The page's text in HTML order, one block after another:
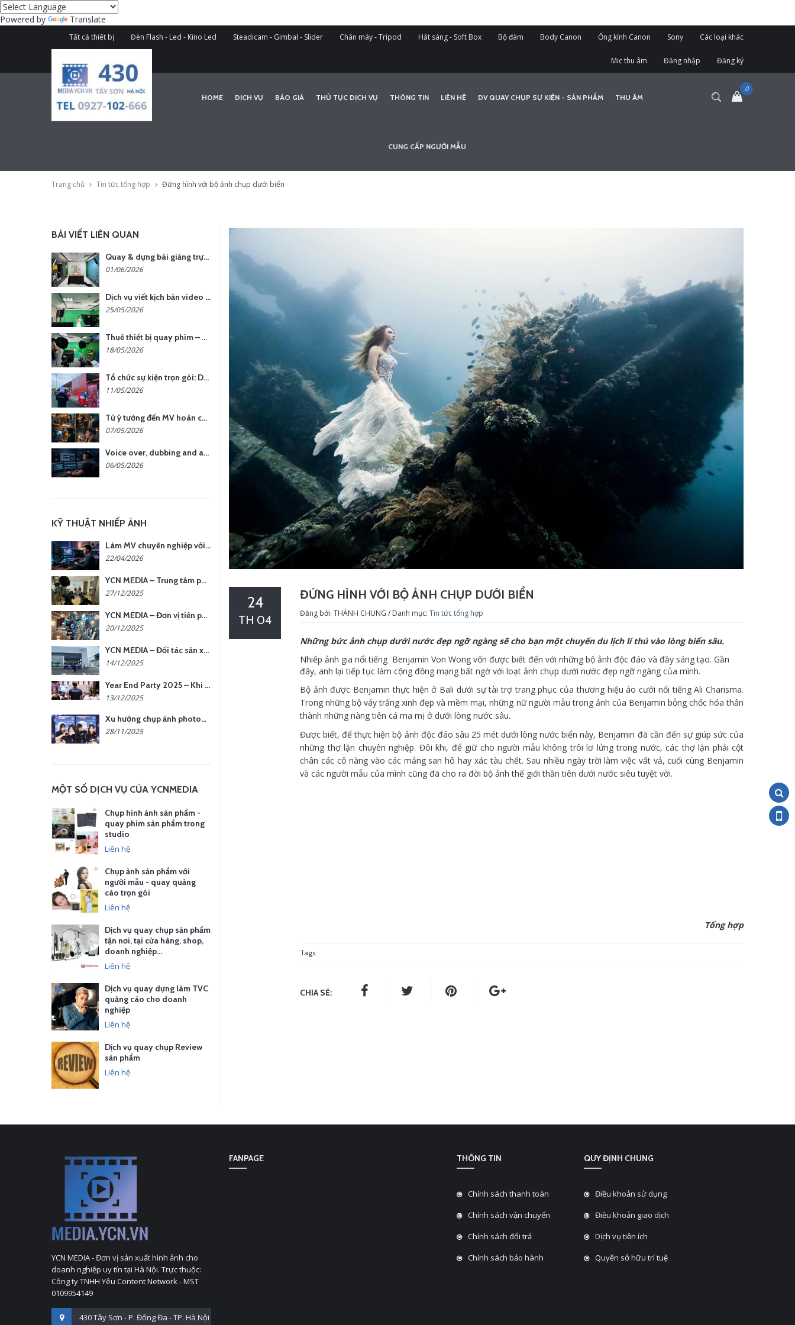
Powered by Translate
Tất cả thiết bị Đèn Flash - Led - Kino Led Steadicam - Gimbal - Slider Chân máy - Tripod Hắt sáng - Soft Box Bộ đàm Body Canon Ống kính Canon Sony Các loại khác
Mic thu âm Đăng nhập Đăng ký
HOME DỊCH VỤ BÁO GIÁ THỦ TỤC DỊCH VỤ THÔNG TIN LIÊN HỆ DV QUAY CHỤP SỰ KIỆN - SẢN PHẨM THU ÂM
CUNG CẤP NGƯỜI MẪU
Trang chủ Tin tức tổng hợp Đứng hình với bộ ảnh chụp dưới biển
ĐỨNG HÌNH VỚI BỘ ẢNH CHỤP DƯỚI BIỂN
24
TH 04 Đăng bởi: THÀNH CHUNG / Danh mục: Tin tức tổng hợp
Những bức ảnh chụp dưới nước đẹp ngỡ ngàng sẽ cho bạn một chuyến du lịch lí thú vào lòng biển sâu.
Nhiếp ảnh gia nổi tiếng Benjamin Von Wong vốn được biết đến với những bộ ảnh độc đáo và đầy sáng tạo. Gần
đây, anh lại tiếp tục làm cộng đồng mạng bất ngờ với loạt ảnh chụp dưới nước đẹp ngỡ ngàng của mình.
Bộ ảnh được Benjamin thực hiện ở Bali dưới sự tài trợ trang phục của thương hiệu áo cưới nổi tiếng Ali Charisma.
Trong những bộ váy trắng xinh đẹp và mềm mại, những nữ người mẫu trong ảnh của Benjamin bỗng chốc hóa thân
thành những nàng tiên cá ma mị ở dưới lòng nước sâu.
Được biết, để thực hiện bộ ảnh độc đáo sâu 25 mét dưới lòng nước biển này, Benjamin đã cần đến sự giúp sức của
những thợ lặn chuyên nghiệp. Đôi khi, để giữ cho người mẫu không trôi lơ lửng trong nước, các thợ lặn phải cột
chân các cô nàng vào các mảng san hô hay xác tàu chết. Sau nhiều ngày trời làm việc vất vả, cuối cùng Benjamin
và các người mẫu của mình cũng đã cho ra đời bộ ảnh thế giới thần tiên dưới nước siêu tuyệt vời.
Tổng hợp
Tags:
CHIA SẺ:
BÀI VIẾT LIÊN QUAN
Quay & dựng bài giảng trực tuyến – Xu hướng đào tạo thời đại số
01/06/2026
Dịch vụ viết kịch bản video – Bước quan trọng quyết định thành công nội dung
25/05/2026
Thuê thiết bị quay phim – chụp ảnh: Giải pháp tối ưu chi phí cho doanh nghiệp
18/05/2026
Tổ chức sự kiện trọn gói: Doanh nghiệp được gì khi chọn đơn vị chuyên nghiệp?
11/05/2026
Từ ý tưởng đến MV hoàn chỉnh: giải pháp trọn gói tại YCN Media
07/05/2026
Voice over, dubbing and audio production services in Vietnam for global content
06/05/2026
KỸ THUẬT NHIẾP ẢNH
Làm MV chuyên nghiệp với chi phí tối ưu: nên chọn quay thực tế hay video AI?
22/04/2026
YCN MEDIA – Trung tâm phụ kiện quay chụp tại Hà Nội
27/12/2025
YCN MEDIA – Đơn vị tiên phong sản xuất hình ảnh & âm thanh bằng AI tại Hà Nội
20/12/2025
YCN MEDIA – Đối tác sản xuất hình ảnh chuyên nghiệp cho doanh nghiệp tại Hà Nội
14/12/2025
Year End Party 2025 – Khi Khoảnh Khắc Trở Thành Dấu Ấn | Gói Ưu Đãi Tháng 12 Từ YCN Media
13/12/2025
Xu hướng chụp ảnh photobooth tại các sự kiện hiện nay
28/11/2025
MỘT SỐ DỊCH VỤ CỦA YCNMEDIA
Chụp hình ảnh sản phẩm -
quay phim sản phẩm trong
studio
Liên hệ
Chụp ảnh sản phẩm với
người mẫu - quay quảng
cáo trọn gói
Liên hệ
Dịch vụ quay chụp sản phẩm
tận nơi, tại cửa hàng, shop,
doanh nghiệp…
Liên hệ
Dịch vụ quay dựng làm TVC
quảng cáo cho doanh
nghiệp
Liên hệ
Dịch vụ quay chụp Review
sản phẩm
Liên hệ
YCN MEDIA - Đơn vị sản xuất hình ảnh cho
doanh nghiệp uy tín tại Hà Nội. Trực thuộc:
Công ty TNHH Yêu Content Network - MST
0109954149
430 Tây Sơn - P. Đống Đa - TP. Hà Nội
FANPAGE THÔNG TIN
Chính sách thanh toán
Chính sách vận chuyển
Chính sách đổi trả
Chính sách bảo hành
QUY ĐỊNH CHUNG
Điều khoản sử dụng
Điều khoản giao dịch
Dịch vụ tiện ích
Quyền sở hữu trí tuệ